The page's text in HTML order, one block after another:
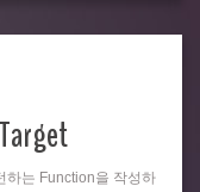
하는 Function을 작성하